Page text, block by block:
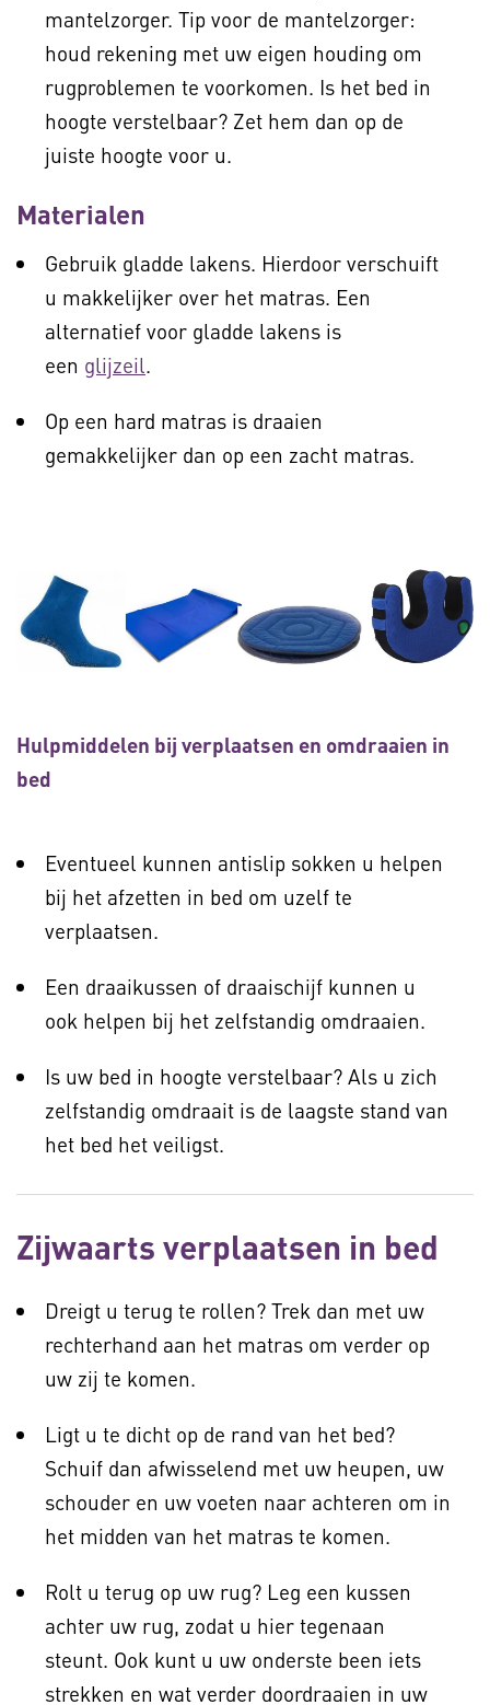
mantelzorger. Tip voor de mantelzorger:
houd rekening met uw eigen houding om
rugproblemen te voorkomen. Is het bed in
hoogte verstelbaar? Zet hem dan op de
juiste hoogte voor u.
Materialen
Gebruik gladde lakens. Hierdoor verschuift
u makkelijker over het matras. Een
alternatief voor gladde lakens is
een glijzeil.
Op een hard matras is draaien
gemakkelijker dan op een zacht matras.
Hulpmiddelen bij verplaatsen en omdraaien in
bed
Eventueel kunnen antislip sokken u helpen
bij het afzetten in bed om uzelf te
verplaatsen.
Een draaikussen of draaischijf kunnen u
ook helpen bij het zelfstandig omdraaien.
Is uw bed in hoogte verstelbaar? Als u zich
zelfstandig omdraait is de laagste stand van
het bed het veiligst.
Zijwaarts verplaatsen in bed
Dreigt u terug te rollen? Trek dan met uw
rechterhand aan het matras om verder op
uw zij te komen.
Ligt u te dicht op de rand van het bed?
Schuif dan afwisselend met uw heupen, uw
schouder en uw voeten naar achteren om in
het midden van het matras te komen.
Rolt u terug op uw rug? Leg een kussen
achter uw rug, zodat u hier tegenaan
steunt. Ook kunt u uw onderste been iets
strekken en wat verder doordraaien in uw